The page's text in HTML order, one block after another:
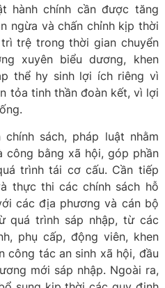
hành chính cần được tăng
ngừa và chấn chỉnh kịp thời
trệ trong thời gian chuyển
xuyên biểu dương, khen
thể hy sinh lợi ích riêng vì
tỏa tinh thần đoàn kết, vì lợi
sách, pháp luật nhằm
công bằng xã hội, góp phần
trình tái cơ cấu. Cần tiếp
thực thi các chính sách hỗ
các địa phương và cán bộ
quá trình sáp nhập, từ các
phụ cấp, động viên, khen
công tác an sinh xã hội, đầu
mới sáp nhập. Ngoài ra,